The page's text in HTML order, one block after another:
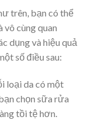
trên, bạn có thể
vô cùng quan
dụng và hiệu quả
số điều sau:
loại da có một
chọn sữa rửa
tồi tệ hơn.